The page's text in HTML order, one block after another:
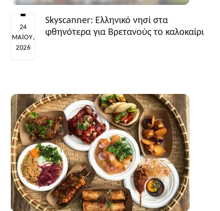
24
ΜΑΪ́ΟΥ,
2026
Skyscanner: Ελληνικό νησί στα
φθηνότερα για Βρετανούς το καλοκαίρι